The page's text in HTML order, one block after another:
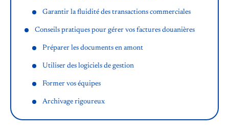
Garantir la fluidité des transactions commerciales
Conseils pratiques pour gérer vos factures douanières
Préparer les documents en amont
Utiliser des logiciels de gestion
Former vos équipes
Archivage rigoureux